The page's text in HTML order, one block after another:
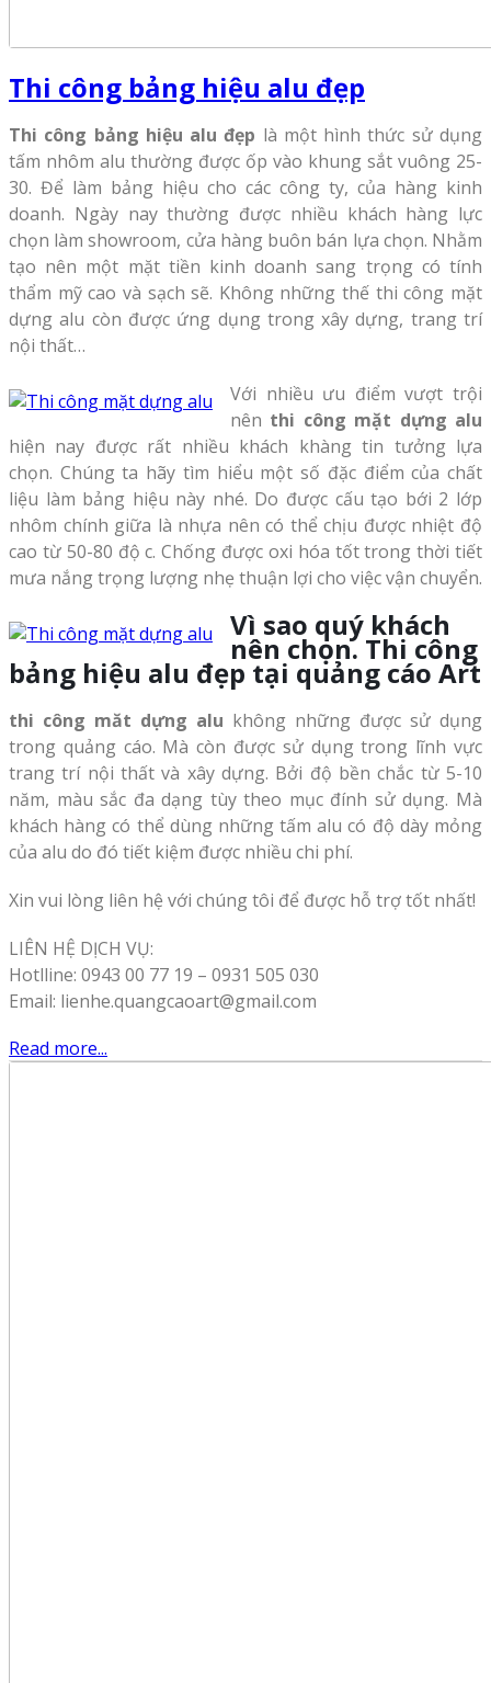
Thi công bảng hiệu alu đẹp
Thi công bảng hiệu alu đẹp là một hình thức sử dụng
tấm nhôm alu thường được ốp vào khung sắt vuông 25-
30. Để làm bảng hiệu cho các công ty, của hàng kinh
doanh. Ngày nay thường được nhiều khách hàng lực
chọn làm showroom, cửa hàng buôn bán lựa chọn. Nhằm
tạo nên một mặt tiền kinh doanh sang trọng có tính
thẩm mỹ cao và sạch sẽ. Không những thế thi công mặt
dựng alu còn được ứng dụng trong xây dựng, trang trí
nội thất…
Với nhiều ưu điểm vượt trội
nên thi công mặt dựng alu
hiện nay được rất nhiều khách khàng tin tưởng lựa
chọn. Chúng ta hãy tìm hiểu một số đặc điểm của chất
liệu làm bảng hiệu này nhé. Do được cấu tạo bới 2 lớp
nhôm chính giữa là nhựa nên có thể chịu được nhiệt độ
cao từ 50-80 độ c. Chống được oxi hóa tốt trong thời tiết
mưa nắng trọng lượng nhẹ thuận lợi cho việc vận chuyển.
Vì sao quý khách
nên chọn. Thi công
bảng hiệu alu đẹp tại quảng cáo Art
thi công măt dựng alu không những được sử dụng
trong quảng cáo. Mà còn được sử dụng trong lĩnh vực
trang trí nội thất và xây dựng. Bởi độ bền chắc từ 5-10
năm, màu sắc đa dạng tùy theo mục đính sử dụng. Mà
khách hàng có thể dùng những tấm alu có độ dày mỏng
của alu do đó tiết kiệm được nhiều chi phí.
Xin vui lòng liên hệ với chúng tôi để được hỗ trợ tốt nhất!
LIÊN HỆ DỊCH VỤ:
Hotlline: 0943 00 77 19 – 0931 505 030
Email: lienhe.quangcaoart@gmail.com
Read more...